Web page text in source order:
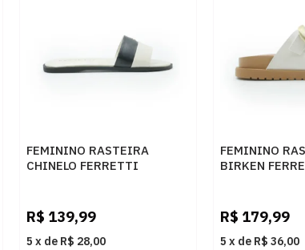
FEMININO RASTEIRA
CHINELO FERRETTI
R$ 139,99
5 x de R$ 28,00
FEMININO
BIRKEN
R$ 179,99
5 x de R$ 36,00